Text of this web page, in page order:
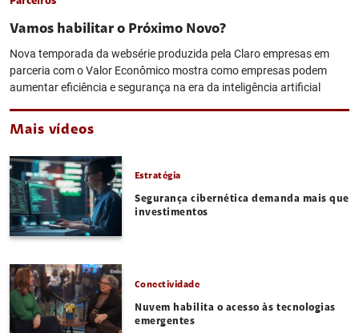
Vamos habilitar o Próximo Novo?
Nova temporada da websérie produzida pela Claro empresas em
parceria com o Valor Econômico mostra como empresas podem
aumentar eficiência e segurança na era da inteligência artificial
Mais vídeos
Estratégia
Segurança cibernética demanda mais que
investimentos
Conectividade
Nuvem habilita o acesso às tecnologias
emergentes